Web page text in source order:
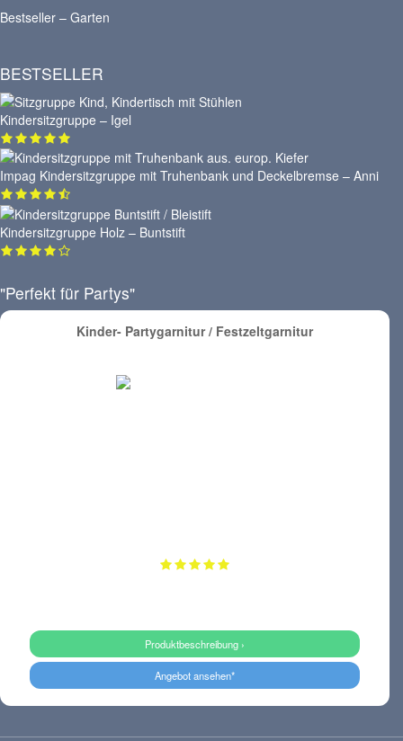
Bestseller – Garten
BESTSELLER
Kindersitzgruppe – Igel
Impag Kindersitzgruppe mit Truhenbank und Deckelbremse – Anni
Kindersitzgruppe Holz – Buntstift
"Perfekt für Partys"
Kinder- Partygarnitur / Festzeltgarnitur
Produktbeschreibung ›
Angebot ansehen*